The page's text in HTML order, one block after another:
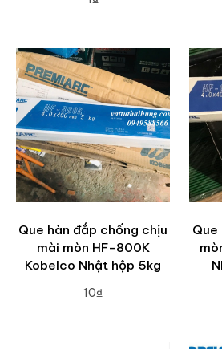
Que hàn đắp chống chịu
mài mòn HF-800K
Kobelco Nhật hộp 5kg
10₫
Que